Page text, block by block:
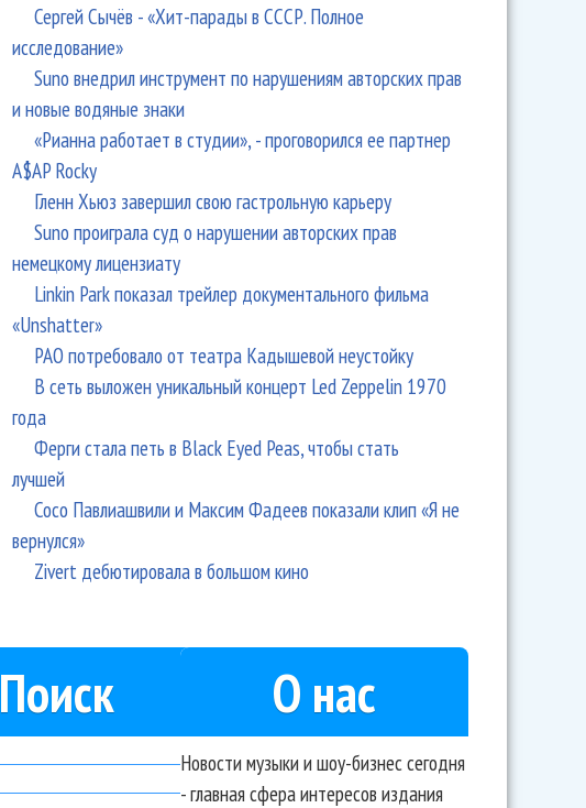
Сергей Сычёв - «Хит-парады в СССР. Полное
исследование»
Suno внедрил инструмент по нарушениям авторских прав
и новые водяные знаки
«Рианна работает в студии», - проговорился ее партнер
A$AP Rocky
Гленн Хьюз завершил свою гастрольную карьеру
Suno проиграла суд о нарушении авторских прав
немецкому лицензиату
Linkin Park показал трейлер документального фильма
«Unshatter»
РАО потребовало от театра Кадышевой неустойку
В сеть выложен уникальный концерт Led Zeppelin 1970
года
Ферги стала петь в Black Eyed Peas, чтобы стать
лучшей
Сосо Павлиашвили и Максим Фадеев показали клип «Я не
вернулся»
Zivert дебютировала в большом кино
Поиск О нас
Новости музыки и шоу-бизнес сегодня
- главная сфера интересов издания